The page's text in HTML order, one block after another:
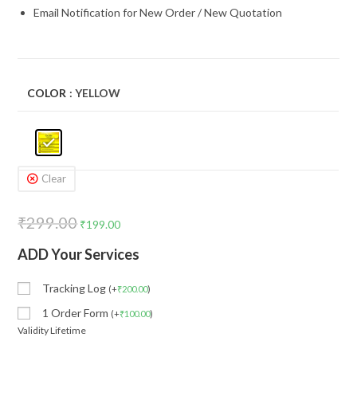
Email Notification for New Order / New Quotation
COLOR : YELLOW
Clear
₹299.00 ₹199.00
ADD Your Services
Tracking Log (+₹200.00)
1 Order Form (+₹100.00)
Validity Lifetime